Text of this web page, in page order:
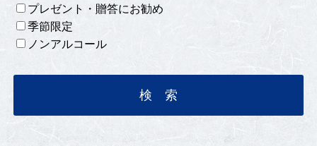
プレゼント・贈答にお勧め
季節限定
ノンアルコール